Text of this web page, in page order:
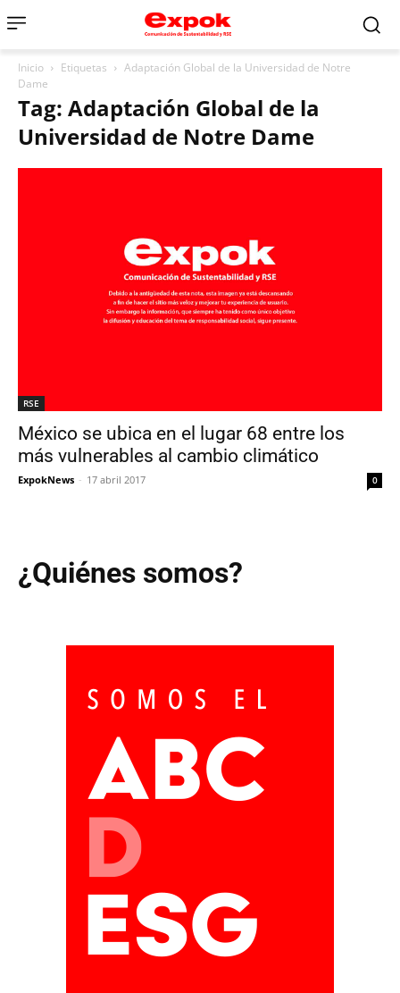
Inicio Etiquetas
Adaptación Global de la Universidad de Notre
Dame
Tag: Adaptación Global de la
Universidad de Notre Dame
RSE
México se ubica en el lugar 68 entre los
más vulnerables al cambio climático
ExpokNews - 17 abril 2017 0
¿Quiénes somos?